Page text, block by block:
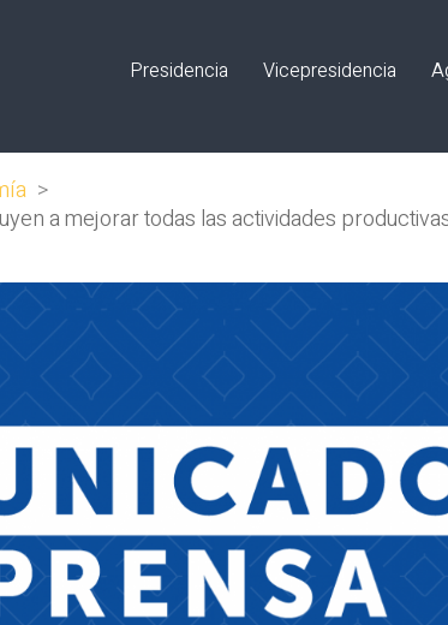
Presidencia Vicepresidencia
>
a mejorar todas las actividades